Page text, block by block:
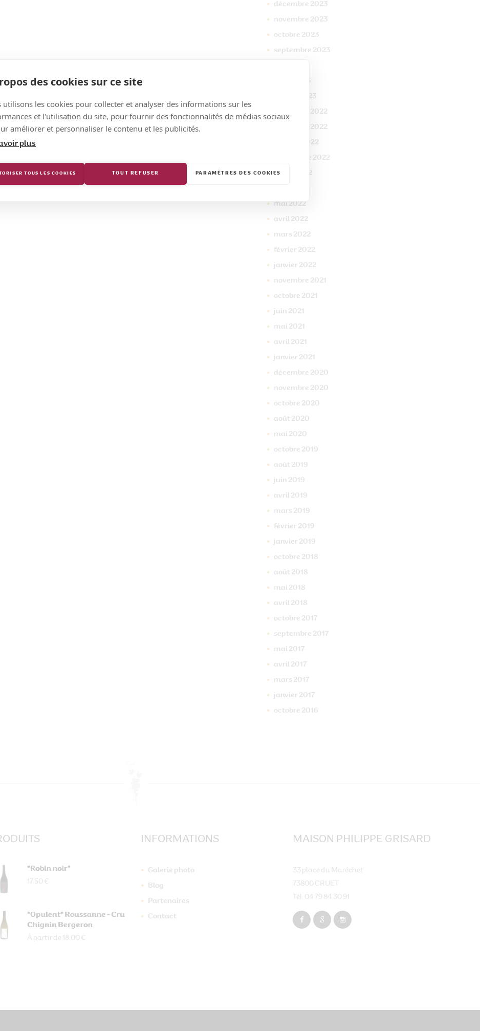
des cookies sur ce site
utilisons les cookies pour collecter et analyser des informations sur les
et l'utilisation du site, pour fournir des fonctionnalités de médias sociaux
améliorer et personnaliser le contenu et les publicités.
plus
TOUS LES COOKIES TOUT REFUSER PARAMÈTRES DES COOKIES
décembre 2023
novembre 2023
octobre 2023
septembre 2023
2023
2023
2022
2022
2022
septembre 2022
juillet 2022
mai 2022
avril 2022
mars 2022
février 2022
janvier 2022
novembre 2021
octobre 2021
juin 2021
mai 2021
avril 2021
janvier 2021
décembre 2020
novembre 2020
octobre 2020
août 2020
mai 2020
octobre 2019
août 2019
juin 2019
avril 2019
mars 2019
février 2019
janvier 2019
octobre 2018
août 2018
mai 2018
avril 2018
octobre 2017
septembre 2017
mai 2017
avril 2017
mars 2017
janvier 2017
octobre 2016
"Robin noir"
17.50 €
"Opulent" Roussanne - Cru
Chignin Bergeron
À partir de 18.00 €
INFORMATIONS
Galerie photo
Blog
Partenaires
Contact
MAISON PHILIPPE GRISARD
33 place du Maréchet
73800 CRUET
Tél. 04 79 84 30 91